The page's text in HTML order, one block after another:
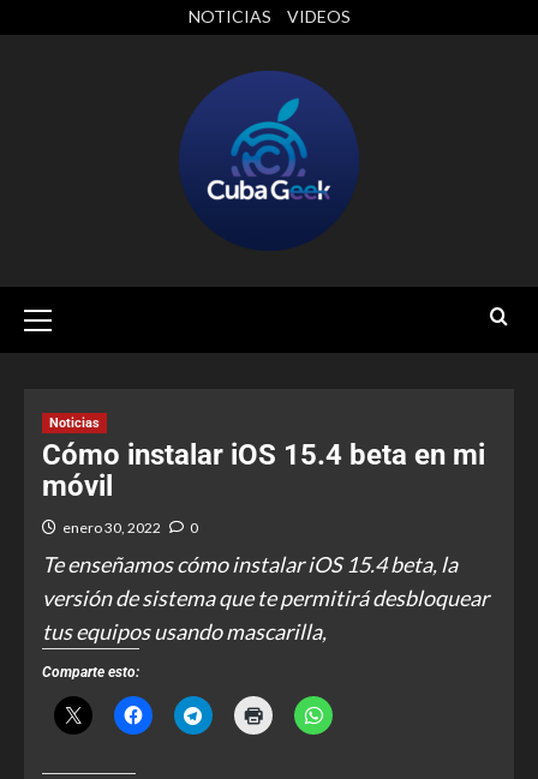
NOTICIAS VIDEOS
Noticias
Cómo instalar iOS 15.4 beta en mi
móvil
enero 30, 2022 0
Te enseñamos cómo instalar iOS 15.4 beta, la
versión de sistema que te permitirá desbloquear
tus equipos usando mascarilla,
Comparte esto: